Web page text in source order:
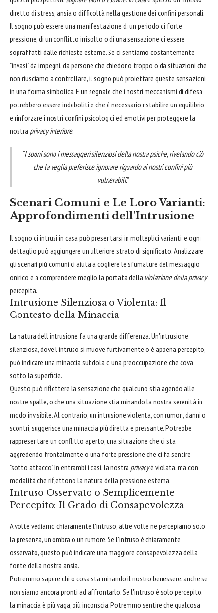
diretto di stress, ansia o difficoltà nella gestione dei confini personali.
Il sogno può essere una manifestazione di un periodo di forte
pressione, di un conflitto irrisolto o di una sensazione di essere
sopraffatti dalle richieste esterne. Se ci sentiamo costantemente
"invasi" da impegni, da persone che chiedono troppo o da situazioni che
non riusciamo a controllare, il sogno può proiettare queste sensazioni
in una forma simbolica. È un segnale che i nostri meccanismi di difesa
potrebbero essere indeboliti e che è necessario ristabilire un equilibrio
e rinforzare i nostri confini psicologici ed emotivi per proteggere la
nostra privacy interiore.
“I sogni sono i messaggeri silenziosi della nostra psiche, rivelando ciò
che la veglia preferisce ignorare riguardo ai nostri confini più
vulnerabili.”
Scenari Comuni e Le Loro Varianti:
Approfondimenti dell'Intrusione
Il sogno di intrusi in casa può presentarsi in molteplici varianti, e ogni
dettaglio può aggiungere un ulteriore strato di significato. Analizzare
gli scenari più comuni ci aiuta a cogliere le sfumature del messaggio
onirico e a comprendere meglio la portata della violazione della privacy
percepita.
Intrusione Silenziosa o Violenta: Il
Contesto della Minaccia
La natura dell'intrusione fa una grande differenza. Un'intrusione
silenziosa, dove l'intruso si muove furtivamente o è appena percepito,
può indicare una minaccia subdola o una preoccupazione che cova
sotto la superficie.
Questo può riflettere la sensazione che qualcuno stia agendo alle
nostre spalle, o che una situazione stia minando la nostra serenità in
modo invisibile. Al contrario, un'intrusione violenta, con rumori, danni o
scontri, suggerisce una minaccia più diretta e pressante. Potrebbe
rappresentare un conflitto aperto, una situazione che ci sta
aggredendo frontalmente o una forte pressione che ci fa sentire
"sotto attacco". In entrambi i casi, la nostra privacyè violata, ma con
modalità che riflettono la natura della pressione esterna.
Intruso Osservato o Semplicemente
Percepito: Il Grado di Consapevolezza
A volte vediamo chiaramente l'intruso, altre volte ne percepiamo solo
la presenza, un'ombra o un rumore. Se l'intruso è chiaramente
osservato, questo può indicare una maggiore consapevolezza della
fonte della nostra ansia.
Potremmo sapere chi o cosa sta minando il nostro benessere, anche se
non siamo ancora pronti ad affrontarlo. Se l'intruso è solo percepito,
la minaccia è più vaga, più inconscia. Potremmo sentire che qualcosa